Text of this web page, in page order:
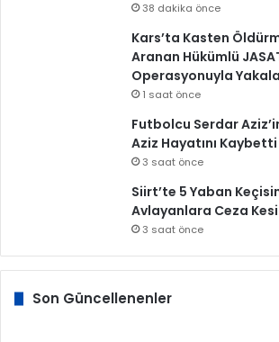
38 dakika önce
Kars’ta Kasten
Aranan Hükümlü
Operasyonuyla
1 saat önce
Futbolcu Serdar
Aziz Hayatını Kaybetti
3 saat önce
Siirt’te 5 Yaban
Avlayanlara Ceza
3 saat önce
Son Güncellenenler